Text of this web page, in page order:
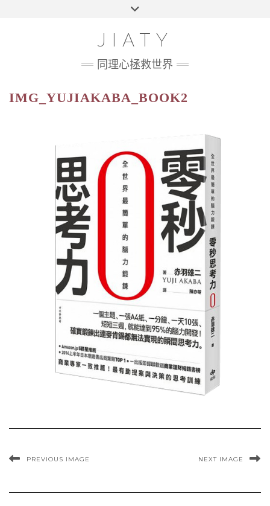
HOME
ABOUT
JIATY
同理心拯救世界
IMG_YUJIAKABA_BOOK2
PREVIOUS IMAGE NEXT IMAGE